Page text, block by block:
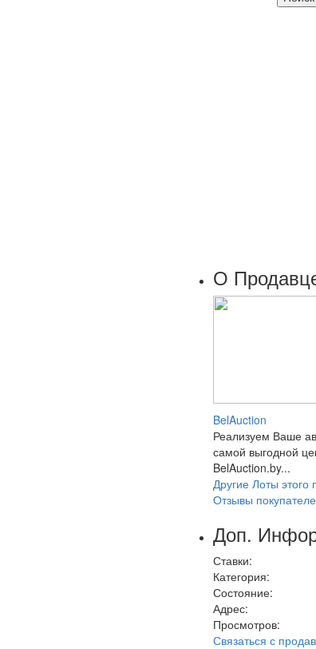
О
BelAuction
Реализуем Ваше
самой выгодной
BelAuction.by...
Другие Лоты этого
Отзывы
Доп.
Ставки:
Категория:
Состояние:
Адрес:
Просмотров:
Связаться с